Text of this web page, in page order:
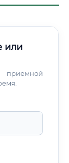
или
приемной